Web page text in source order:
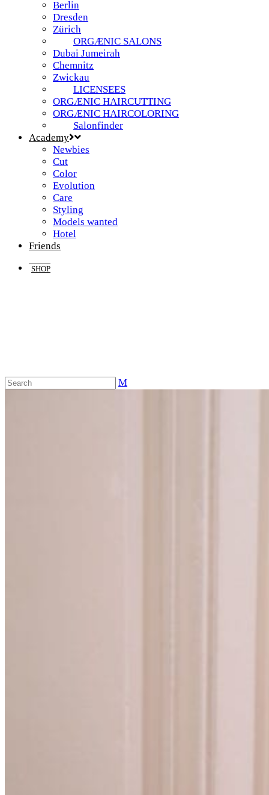
Berlin
Dresden
Zürich
ORGÆNIC SALONS
Dubai Jumeirah
Chemnitz
Zwickau
LICENSEES
ORGÆNIC HAIRCUTTING
ORGÆNIC HAIRCOLORING
Salonfinder
Academy
Newbies
Cut
Color
Evolution
Care
Styling
Models wanted
Hotel
Friends
SHOP